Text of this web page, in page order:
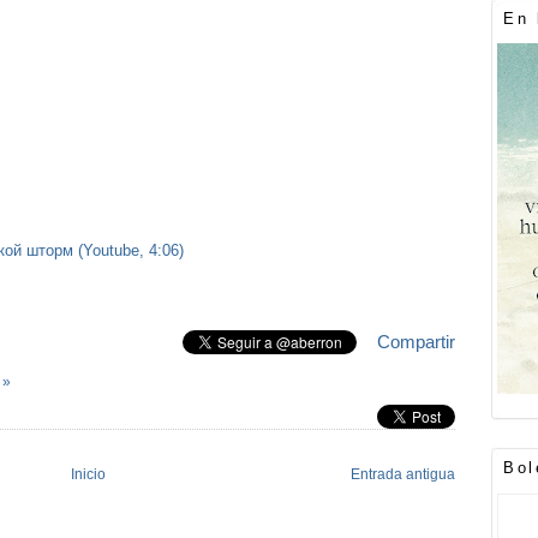
шторм (Youtube, 4:06)
Compartir
»
Entrada antigua
Inicio
En